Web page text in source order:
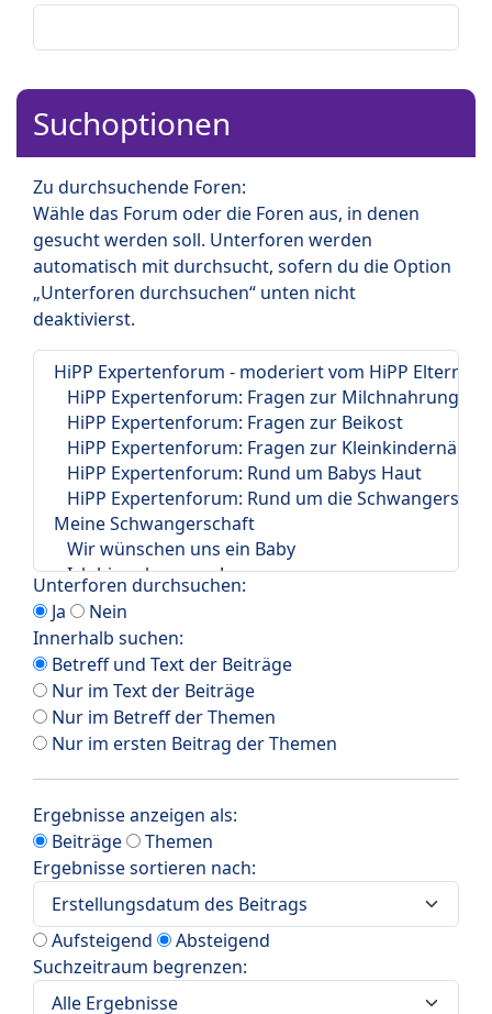
Suchoptionen
Zu durchsuchende Foren:
Wähle das Forum oder die Foren aus, in denen
gesucht werden soll. Unterforen werden
automatisch mit durchsucht, sofern du die Option
„Unterforen durchsuchen“ unten nicht
deaktivierst.
Unterforen durchsuchen:
Ja
Nein
Innerhalb suchen:
Betreff und Text der Beiträge
Nur im Text der Beiträge
Nur im Betreff der Themen
Nur im ersten Beitrag der Themen
Ergebnisse anzeigen als:
Beiträge
Themen
Ergebnisse sortieren nach:
Aufsteigend
Absteigend
Suchzeitraum begrenzen: